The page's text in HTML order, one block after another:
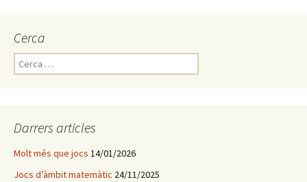
Cerca
e
:Darrers articles
Molt més que jocs 14/01/2026
Jocs d’àmbit matemàtic 24/11/2025